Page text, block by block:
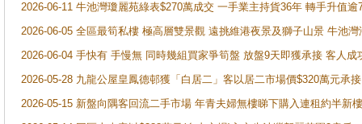
2026-06-11 牛池灣瓊麗苑綠表$270萬成交 一手業主持貨36年 轉手升值逾
2026-06-05 全區最筍私樓 極高層雙景觀 遠挑維港夜景及獅子山景 牛池
2026-06-04 手快有 手慢無 同時幾組買家爭筍盤 放盤9天即獲承接 客人
2026-05-28 九龍公屋皇鳳德邨獲「白居二」客以居二市場價$320萬元承接
2026-05-15 新盤向隅客回流二手市場 年青夫婦無樓睇下購入連租約半新